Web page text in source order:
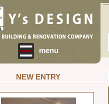
menu
NEW ENTRY